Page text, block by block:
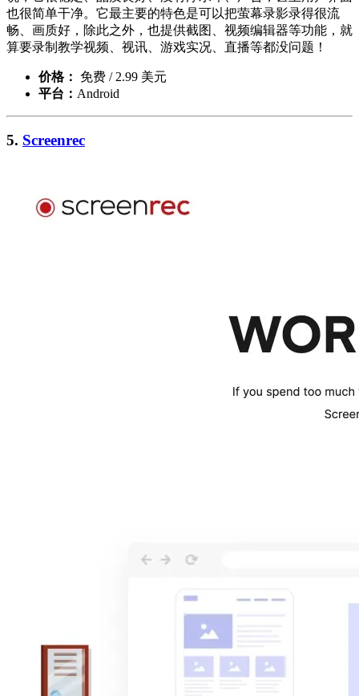
也很简单干净。它最主要的特色是可以把萤幕录影录得很流
畅、画质好，除此之外，也提供截图、视频编辑器等功能，就
算要录制教学视频、视讯、游戏实况、直播等都没问题！
价格：
免费 / 2.99 美元
平台： Android
5. Screenrec